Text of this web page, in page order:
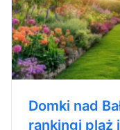
Domki nad
rankingi plaż